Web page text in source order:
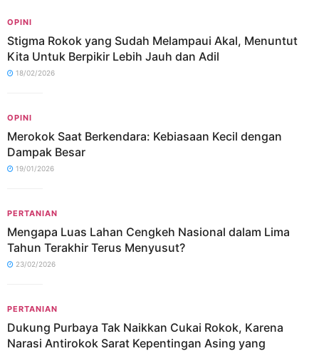
OPINI
Stigma Rokok yang Sudah Melampaui Akal, Menuntut
Kita Untuk Berpikir Lebih Jauh dan Adil
18/02/2026
OPINI
Merokok Saat Berkendara: Kebiasaan Kecil dengan
Dampak Besar
19/01/2026
PERTANIAN
Mengapa Luas Lahan Cengkeh Nasional dalam Lima
Tahun Terakhir Terus Menyusut?
23/02/2026
PERTANIAN
Dukung Purbaya Tak Naikkan Cukai Rokok, Karena
Narasi Antirokok Sarat Kepentingan Asing yang